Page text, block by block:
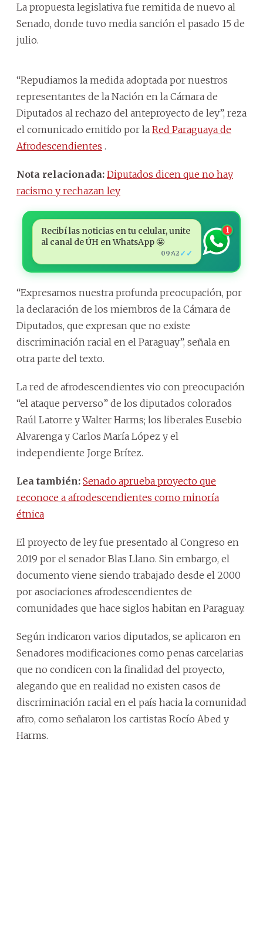
La propuesta legislativa fue remitida de nuevo al
Senado, donde tuvo media sanción el pasado 15 de
julio.
“Repudiamos la medida adoptada por nuestros
representantes de la Nación en la Cámara de
Diputados al rechazo del anteproyecto de ley”, reza
el comunicado emitido por la Red Paraguaya de
Afrodescendientes .
Nota relacionada: Diputados dicen que no hay
racismo y rechazan ley
Recibí las noticias en tu celular, unite
al canal de ÚH en WhatsApp 🤩
09:42 ✓✓
1
“Expresamos nuestra profunda preocupación, por
la declaración de los miembros de la Cámara de
Diputados, que expresan que no existe
discriminación racial en el Paraguay”, señala en
otra parte del texto.
La red de afrodescendientes vio con preocupación
“el ataque perverso” de los diputados colorados
Raúl Latorre y Walter Harms; los liberales Eusebio
Alvarenga y Carlos María López y el
independiente Jorge Brítez.
Lea también: Senado aprueba proyecto que
reconoce a afrodescendientes como minoría
étnica
El proyecto de ley fue presentado al Congreso en
2019 por el senador Blas Llano. Sin embargo, el
documento viene siendo trabajado desde el 2000
por asociaciones afrodescendientes de
comunidades que hace siglos habitan en Paraguay.
Según indicaron varios diputados, se aplicaron en
Senadores modificaciones como penas carcelarias
que no condicen con la finalidad del proyecto,
alegando que en realidad no existen casos de
discriminación racial en el país hacia la comunidad
afro, como señalaron los cartistas Rocío Abed y
Harms.